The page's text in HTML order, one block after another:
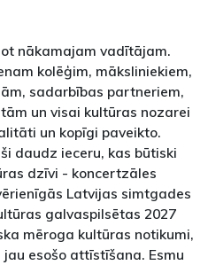
nākamajam vadītājam.
kolēģim, māksliniekiem,
sadarbības partneriem,
un visai kultūras nozarei
un kopīgi paveikto.
daudz ieceru, kas būtiski
dzīvi - koncertzāles
Latvijas simtgades
galvaspilsētas 2027
mēroga kultūras notikumi,
esošo attīstīšana. Esmu